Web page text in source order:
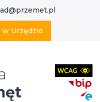
Urzędzie